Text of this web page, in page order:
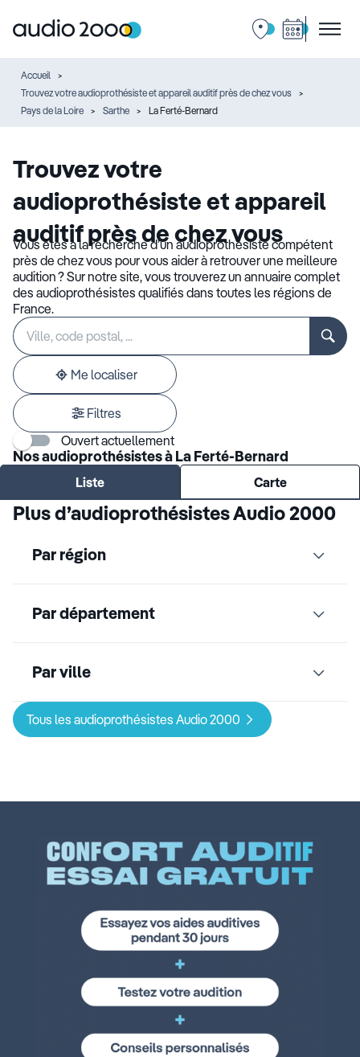
Accueil
Trouvez votre audioprothésiste et appareil auditif près de chez vous
Pays de la Loire
Sarthe La Ferté-Bernard
Trouvez votre
audioprothésiste et appareil
auditif près de chez vous
Vous êtes à la recherche d’un audioprothésiste compétent
près de chez vous pour vous aider à retrouver une meilleure
audition ? Sur notre site, vous trouverez un annuaire complet
des audioprothésistes qualifiés dans toutes les régions de
France.
Rechercher
établissement
Veuillez
renseigner
une
adresse
Me localiser
Filtres
Ouvert actuellement
Nos audioprothésistes à La Ferté-Bernard
Liste Carte
Plus d’audioprothésistes Audio 2000
Par région
Par département
Par ville
Tous les audioprothésistes Audio 2000